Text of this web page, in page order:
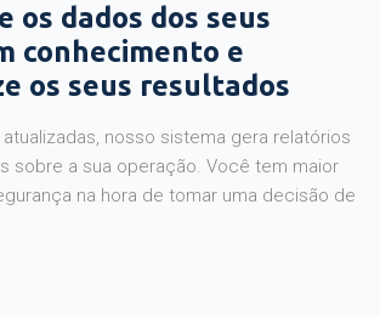
os dados dos seus
conhecimento e
os seus resultados
nosso sistema gera relatórios
sobre a sua operação. Você tem maior
na hora de tomar uma decisão de